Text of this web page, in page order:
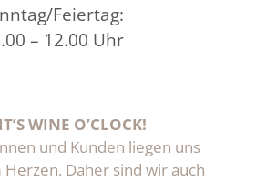
Feiertag:
– 12.00 Uhr
WINE O’CLOCK!
und Kunden liegen uns
Daher sind wir auch